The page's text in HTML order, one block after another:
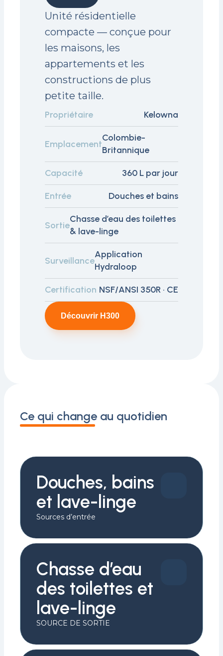
Unité résidentielle
compacte — conçue pour
les maisons, les
appartements et les
constructions de plus
petite taille.
Propriétaire Kelowna
Emplacement
Colombie-
Britannique
Capacité 360 L par jour
Entrée Douches et bains
Sortie
Chasse d’eau des toilettes
& lave-linge
Surveillance
Application
Hydraloop
Certification NSF/ANSI 350R · CE
Découvrir H300
Ce qui change au quotidien
Douches, bains
et lave-linge
Sources d’entrée
Chasse d’eau
des toilettes et
lave-linge
SOURCE DE SORTIE